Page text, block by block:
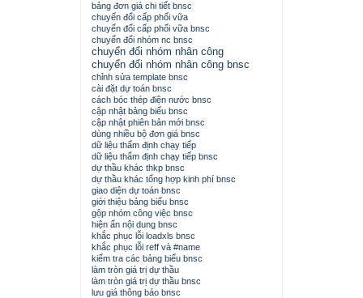
bảng đơn giá chi tiết bnsc
chuyển đổi cấp phối vữa
chuyển đổi cấp phối vữa bnsc
chuyển đổi nhóm nc bnsc
chuyển đổi nhóm nhân công
chuyển đổi nhóm nhân công bnsc
chỉnh sửa template bnsc
cài đặt dự toán bnsc
cách bóc thép điện nước bnsc
cập nhật bảng biểu bnsc
cập nhật phiên bản mới bnsc
dùng nhiều bộ đơn giá bnsc
dữ liệu thẩm định chạy tiếp
dữ liệu thẩm định chạy tiếp bnsc
dự thầu khác thkp bnsc
dự thầu khác tổng hợp kinh phí bnsc
giao diện dự toán bnsc
giới thiệu bảng biểu bnsc
gộp nhóm công việc bnsc
hiện ẩn nội dung bnsc
khắc phục lỗi loadxls bnsc
khắc phục lỗi reff và #name
kiểm tra các bảng biểu bnsc
làm tròn giá trị dự thầu
làm tròn giá trị dự thầu bnsc
lưu giá thông báo bnsc